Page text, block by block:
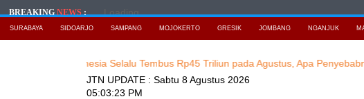
BREAKINGNEWS: Loading...
SURABAYA SIDOARJO SAMPANG MOJOKERTO GRESIK JOMBANG NGANJUK
di Indonesia Selalu Tembus Rp45 Triliun pada Agustus, Apa Penyebabnya?
JTN UPDATE : Sabtu 8 Agustus 2026
05:03:24 PM